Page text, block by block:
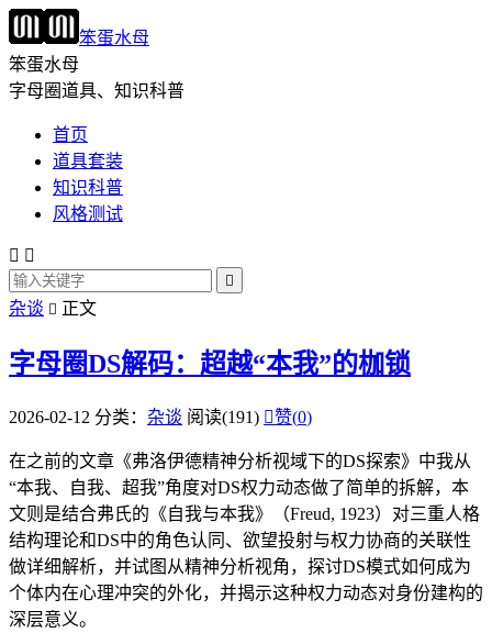
笨蛋水母
笨蛋水母
字母圈道具、知识科普
首页
道具套装
知识科普
风格测试
 

杂谈  正文
字母圈DS解码：超越“本我”的枷锁
2026-02-12 分类： 杂谈 阅读(191) 赞(0)
在之前的文章《弗洛伊德精神分析视域下的DS探索》中我从
“本我、自我、超我”角度对DS权力动态做了简单的拆解，本
文则是结合弗氏的《自我与本我》（Freud, 1923）对三重人格
结构理论和DS中的角色认同、欲望投射与权力协商的关联性
做详细解析，并试图从精神分析视角，探讨DS模式如何成为
个体内在心理冲突的外化，并揭示这种权力动态对身份建构的
深层意义。